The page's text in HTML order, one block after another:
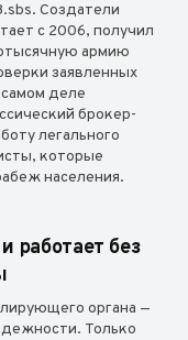
Создатели
с 2006, получил
армию
заявленных
деле
брокер-
легального
которые
населения.
работает без
органа —
Только